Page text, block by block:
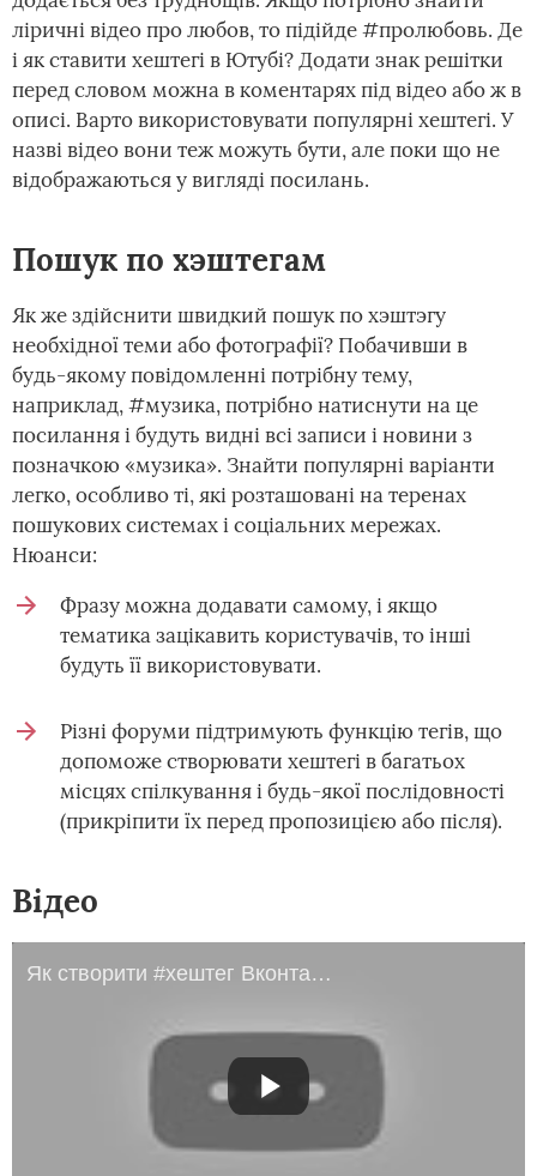
ліричні відео про любов, то підійде #пролюбовь. Де
і як ставити хештегі в Ютубі? Додати знак решітки
перед словом можна в коментарях під відео або ж в
описі. Варто використовувати популярні хештегі. У
назві відео вони теж можуть бути, але поки що не
відображаються у вигляді посилань.
Пошук по хэштегам
Як же здійснити швидкий пошук по хэштэгу
необхідної теми або фотографії? Побачивши в
будь-якому повідомленні потрібну тему,
наприклад, #музика, потрібно натиснути на це
посилання і будуть видні всі записи і новини з
позначкою «музика». Знайти популярні варіанти
легко, особливо ті, які розташовані на теренах
пошукових системах і соціальних мережах.
Нюанси:
Фразу можна додавати самому, і якщо
тематика зацікавить користувачів, то інші
будуть її використовувати.
Різні форуми підтримують функцію тегів, що
допоможе створювати хештегі в багатьох
місцях спілкування і будь-якої послідовності
(прикріпити їх перед пропозицією або після).
Відео
Як створити #хештег Вконтакте|Для чого потрібен #хештег